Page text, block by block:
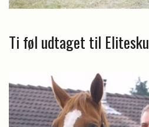
Ti føl udtaget til